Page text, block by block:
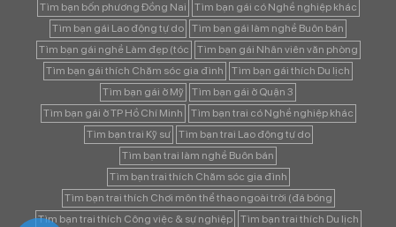
Tìm bạn bốn phương Đồng Nai
Tìm bạn gái có Nghề nghiệp khác
Tìm bạn gái Lao động tự do
Tìm bạn gái làm nghề Buôn bán
Tìm bạn gái nghề Làm đẹp (tóc
Tìm bạn gái Nhân viên văn phòng
Tìm bạn gái thích Chăm sóc gia đình
Tìm bạn gái thích Du lịch
Tìm bạn gái ở Mỹ
Tìm bạn gái ở Quận 3
Tìm bạn gái ở TP Hồ Chí Minh
Tìm bạn trai có Nghề nghiệp khác
Tìm bạn trai Kỹ sư
Tìm bạn trai Lao động tự do
Tìm bạn trai làm nghề Buôn bán
Tìm bạn trai thích Chăm sóc gia đình
Tìm bạn trai thích Chơi môn thể thao ngoài trời (đá bóng
Tìm bạn trai thích Công việc & sự nghiệp
Tìm bạn trai thích Du lịch